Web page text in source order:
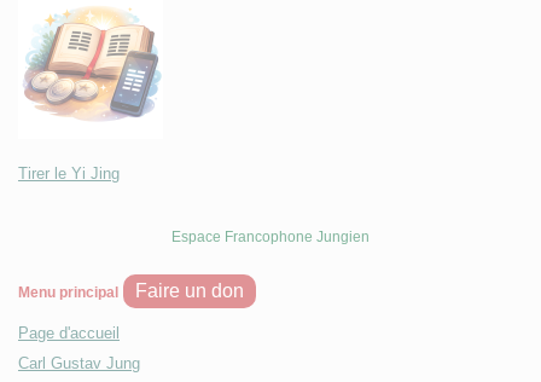
Tirer le Yi Jing
Espace Francophone Jungien
Menu principal Faire un don
Page d'accueil
Carl Gustav Jung